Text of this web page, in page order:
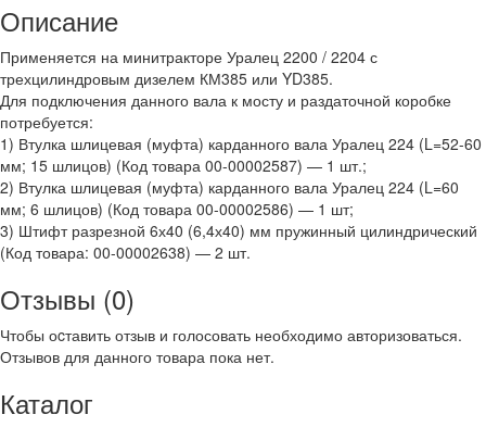
Описание
Применяется на минитракторе Уралец 2200 / 2204 с
трехцилиндровым дизелем КМ385 или YD385.
Для подключения данного вала к мосту и раздаточной коробке
потребуется:
1) Втулка шлицевая (муфта) карданного вала Уралец 224 (L=52-60
мм; 15 шлицов) (Код товара 00-00002587) — 1 шт.;
2) Втулка шлицевая (муфта) карданного вала Уралец 224 (L=60
мм; 6 шлицов) (Код товара 00-00002586) — 1 шт;
3) Штифт разрезной 6х40 (6,4х40) мм пружинный цилиндрический
(Код товара: 00-00002638) — 2 шт.
Отзывы (0)
Чтобы оcтавить отзыв и голосовать необходимо авторизоваться.
Отзывов для данного товара пока нет.
Каталог